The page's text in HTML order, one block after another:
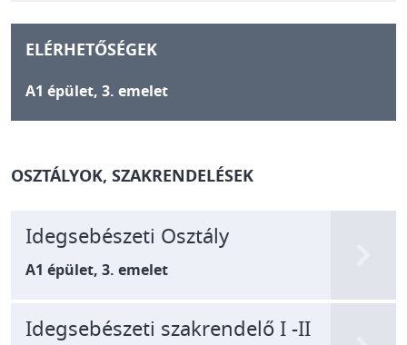
ELÉRHETŐSÉGEK
A1 épület, 3. emelet
OSZTÁLYOK, SZAKRENDELÉSEK
Idegsebészeti Osztály
A1 épület, 3. emelet
Idegsebészeti szakrendelő I -II